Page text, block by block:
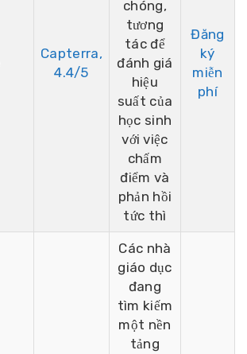
Capterra,
4.4/5
chóng,
tương
tác để
đánh giá
hiệu
suất của
học sinh
với việc
chấm
điểm và
phản hồi
tức thì
Đăng
ký
miễn
phí
Các nhà
giáo dục
đang
tìm kiếm
một nền
tảng